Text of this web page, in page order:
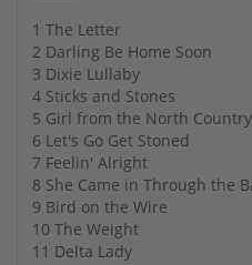
1 The Letter
2 Darling Be Home Soon
3 Dixie Lullaby
4 Sticks and Stones
5 Girl from the North Country
6 Let's Go Get Stoned
7 Feelin' Alright
8 She Came in Through the
9 Bird on the Wire
10 The Weight
11 Delta Lady